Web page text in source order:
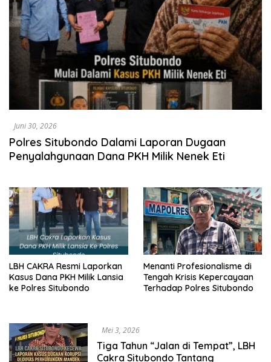
Juni 30, 2026
Polres Situbondo Dalami Laporan Dugaan
Penyalahgunaan Dana PKH Milik Nenek Eti
LBH CAKRA Resmi Laporkan
Kasus Dana PKH Milik Lansia
ke Polres Situbondo
Menanti Profesionalisme di
Tengah Krisis Kepercayaan
Terhadap Polres Situbondo
Mei 3, 2026
Tiga Tahun “Jalan di Tempat”, LBH
Cakra Situbondo Tantang